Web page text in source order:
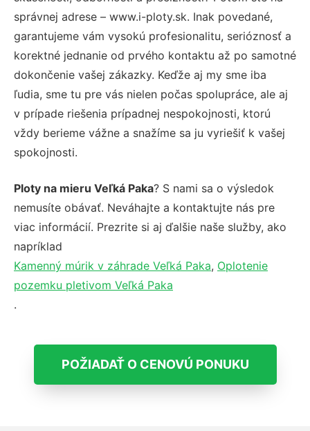
správnej adrese – www.i-ploty.sk. Inak povedané,
garantujeme vám vysokú profesionalitu, serióznosť a
korektné jednanie od prvého kontaktu až po samotné
dokončenie vašej zákazky. Keďže aj my sme iba
ľudia, sme tu pre vás nielen počas spolupráce, ale aj
v prípade riešenia prípadnej nespokojnosti, ktorú
vždy berieme vážne a snažíme sa ju vyriešiť k vašej
spokojnosti.
Ploty na mieru Veľká Paka? S nami sa o výsledok
nemusíte obávať. Neváhajte a kontaktujte nás pre
viac informácií. Prezrite si aj ďalšie naše služby, ako
napríklad
Kamenný múrik v záhrade Veľká Paka, Oplotenie
pozemku pletivom Veľká Paka
.
POŽIADAŤ O CENOVÚ PONUKU